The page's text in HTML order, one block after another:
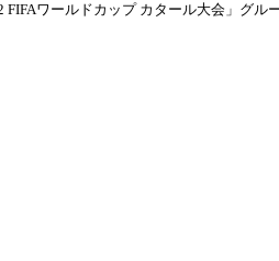
ワールドカップ カタール大会」グル